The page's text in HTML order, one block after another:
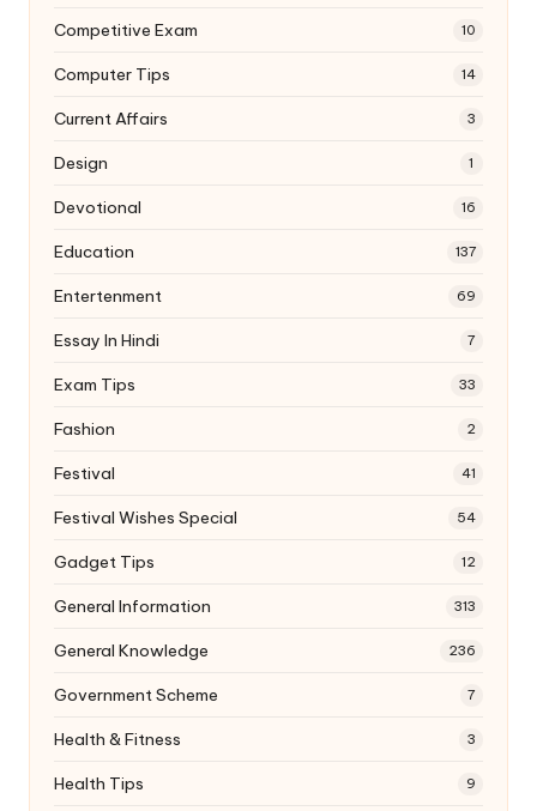
Competitive Exam 10
Computer Tips 14
Current Affairs 3
Design 1
Devotional 16
Education 137
Entertenment 69
Essay In Hindi 7
Exam Tips 33
Fashion 2
Festival 41
Festival Wishes Special 54
Gadget Tips 12
General Information 313
General Knowledge 236
Government Scheme 7
Health & Fitness 3
Health Tips 9